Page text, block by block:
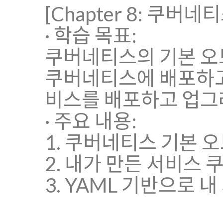
[Chapter 8: 쿠버네
· 학습 목표:
쿠버네티스의 기본
쿠버네티스에 배포
비스를 배포하고 업
· 주요 내용:
1. 쿠버네티스 기본
2. 내가 만든 서비스
3. YAML 기반으로